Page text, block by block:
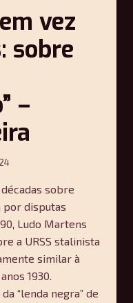
vez
sobre
–
sobre
disputas
Ludo Martens
a URSS stalinista
similar à
1930.
“lenda negra” de